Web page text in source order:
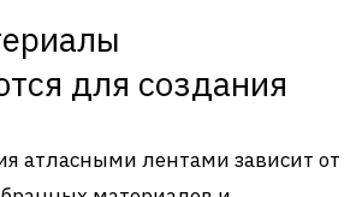
для создания
атласными лентами зависит от